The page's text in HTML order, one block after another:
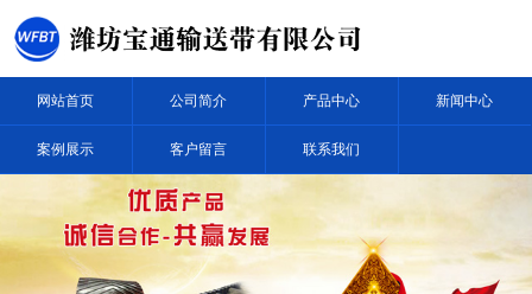
网站首页 公司简介 产品中心 新闻中心
案例展示 客户留言 联系我们